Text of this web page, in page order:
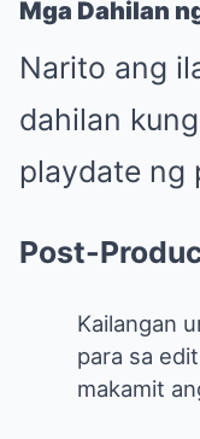
Mga Dahilan
Narito ang
dahilan
playdate ng
Post-
Kailangan
para sa
makamit